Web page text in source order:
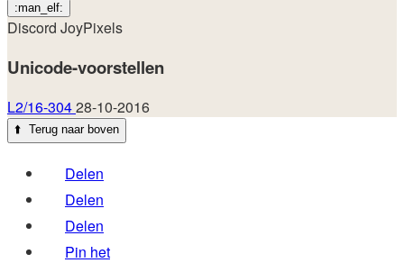
:man_elf:
Discord JoyPixels
Unicode-voorstellen
L2/16-30428-10-2016
⬆️ Terug naar boven
Delen
Delen
Delen
Pin het